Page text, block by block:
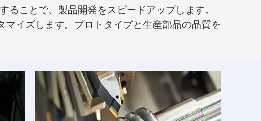
ことで、製品開発をスピードアップします。
イズします。プロトタイプと生産部品の品質を